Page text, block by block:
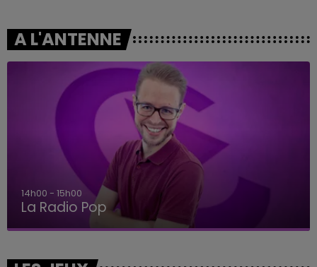
A L'ANTENNE
14h00 - 15h00
La Radio Pop